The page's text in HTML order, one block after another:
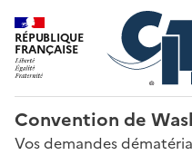
RÉPUBLIQUE
FRANÇAISE
Convention de
Vos demandes